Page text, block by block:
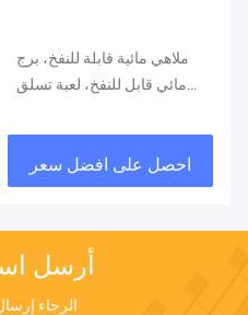
ملاهي مائية قابلة للنفخ، برج
مائي قابل للنفخ، لعبة تسلق
احصل على افضل سعر
أرسل